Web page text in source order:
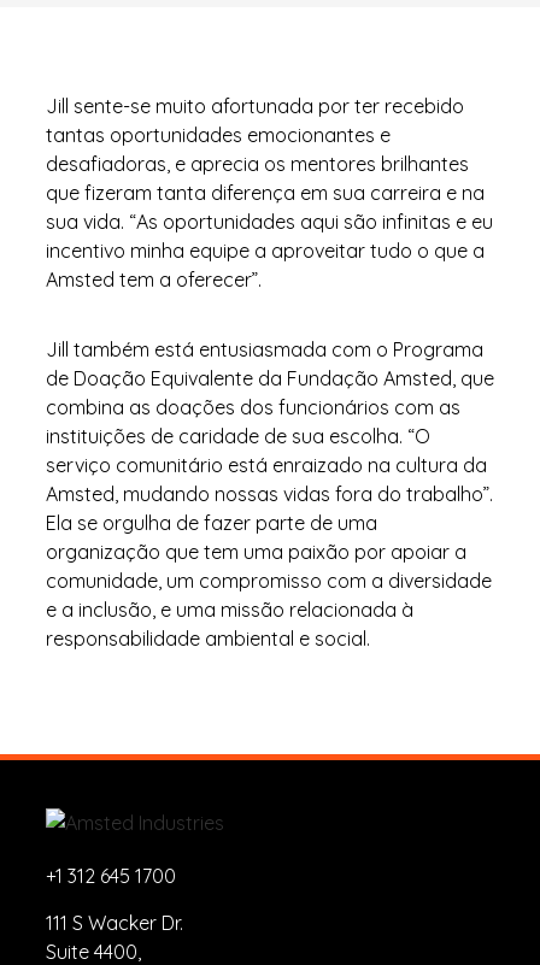
Jill sente-se muito afortunada por ter recebido
tantas oportunidades emocionantes e
desafiadoras, e aprecia os mentores brilhantes
que fizeram tanta diferença em sua carreira e na
sua vida. “As oportunidades aqui são infinitas e eu
incentivo minha equipe a aproveitar tudo o que a
Amsted tem a oferecer”.
Jill também está entusiasmada com o Programa
de Doação Equivalente da Fundação Amsted, que
combina as doações dos funcionários com as
instituições de caridade de sua escolha. “O
serviço comunitário está enraizado na cultura da
Amsted, mudando nossas vidas fora do trabalho”.
Ela se orgulha de fazer parte de uma
organização que tem uma paixão por apoiar a
comunidade, um compromisso com a diversidade
e a inclusão, e uma missão relacionada à
responsabilidade ambiental e social.
+1 312 645 1700
111 S Wacker Dr.
Suite 4400,